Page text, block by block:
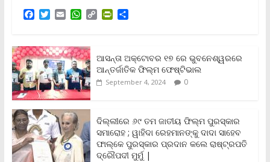
F
e
b
o
o
k
T
t
t
e
r
E
i
l
W
t
s
A
p
p
C
L
i
n
k
P
t
F
r
i
d
l
y
S
e
ଆସନ୍ତା ଅକ୍ଟୋବର ୧୭ ରେ ଭୁବନେଶ୍ୱରରେ
ଆନ୍ତର୍ଜାତିକ ଫିଲ୍ମ ଫେଷ୍ଟିଭାଲ
September 4, 2024 0
ଦିଲ୍ଲୀରେ ୬୯ ତମ ଜାତୀୟ ଫିଲ୍ମ ପୁରସ୍କାର
ସମାରୋହ ; ୱାହିଦା ରେହମାନଙ୍କୁ ଦାଦା ସାହେବ
ଫାଲ୍‌କେ ପୁରସ୍କାର ପ୍ରଦାନ କଲେ ରାଷ୍ଟ୍ରପତି
ଦ୍ରୌପଦୀ ମୁର୍ମୁ |